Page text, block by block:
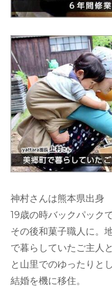
神村さんは熊本県出身
19歳の時バックパック
その後和菓子職人に。
で暮らしていたご主人
と山里でのゆったりと
結婚を機に移住。